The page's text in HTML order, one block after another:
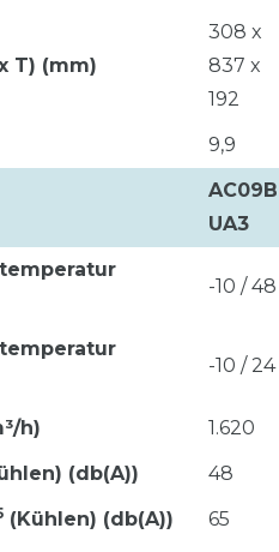
T) (mm)
308 x
837 x
192
9,9
UA3
-10 / 48
-10 / 24
h)
1.620
(db(A))
48
(Kühlen) (db(A)) 65